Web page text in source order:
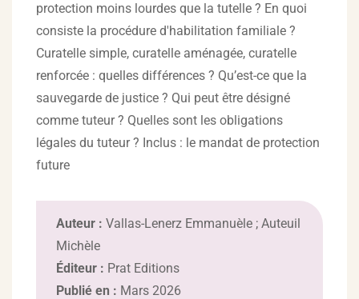
protection moins lourdes que la tutelle ? En quoi
consiste la procédure d'habilitation familiale ?
Curatelle simple, curatelle aménagée, curatelle
renforcée : quelles différences ? Qu’est-ce que la
sauvegarde de justice ? Qui peut être désigné
comme tuteur ? Quelles sont les obligations
légales du tuteur ? Inclus : le mandat de protection
future
Auteur : Vallas-Lenerz Emmanuèle ; Auteuil
Michèle
Éditeur : Prat Editions
Publié en : Mars 2026